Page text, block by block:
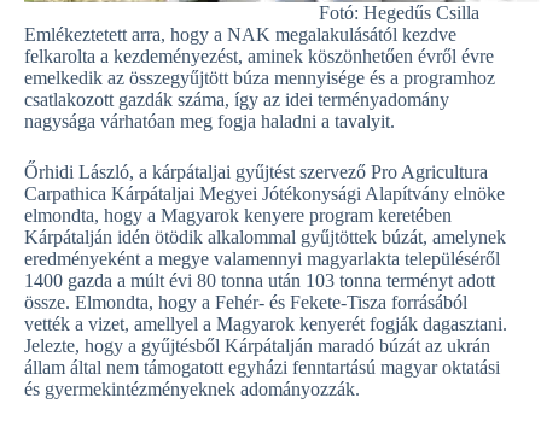
Fotó: Hegedűs Csilla
Emlékeztetett arra, hogy a NAK megalakulásától kezdve
felkarolta a kezdeményezést, aminek köszönhetően évről évre
emelkedik az összegyűjtött búza mennyisége és a programhoz
csatlakozott gazdák száma, így az idei terményadomány
nagysága várhatóan meg fogja haladni a tavalyit.
Őrhidi László, a kárpátaljai gyűjtést szervező Pro Agricultura
Carpathica Kárpátaljai Megyei Jótékonysági Alapítvány elnöke
elmondta, hogy a Magyarok kenyere program keretében
Kárpátalján idén ötödik alkalommal gyűjtöttek búzát, amelynek
eredményeként a megye valamennyi magyarlakta településéről
1400 gazda a múlt évi 80 tonna után 103 tonna terményt adott
össze. Elmondta, hogy a Fehér- és Fekete-Tisza forrásából
vették a vizet, amellyel a Magyarok kenyerét fogják dagasztani.
Jelezte, hogy a gyűjtésből Kárpátalján maradó búzát az ukrán
állam által nem támogatott egyházi fenntartású magyar oktatási
és gyermekintézményeknek adományozzák.